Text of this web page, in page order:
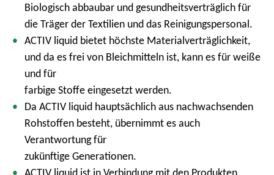
Biologisch abbaubar und gesundheitsverträglich für
die Träger der Textilien und das Reinigungspersonal.
ACTIV liquid bietet höchste Materialverträglichkeit,
und da es frei von Bleichmitteln ist, kann es für weiße
und für
farbige Stoffe eingesetzt werden.
Da ACTIV liquid hauptsächlich aus nachwachsenden
Rohstoffen besteht, übernimmt es auch
Verantwortung für
zukünftige Generationen.